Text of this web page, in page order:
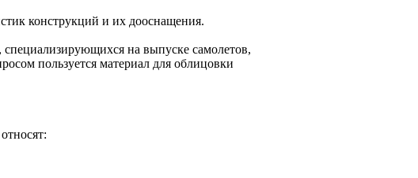
конструкций и их дооснащения.
на выпуске самолетов,
пользуется материал для облицовки